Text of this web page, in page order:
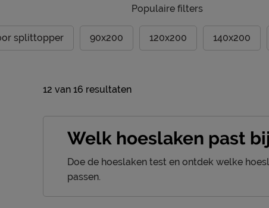
Populaire filters
splittopper 90x200 120x200 140x200
12 van 16 resultaten
Welk hoeslaken past
Doe de hoeslaken test en ontdek welke
passen.